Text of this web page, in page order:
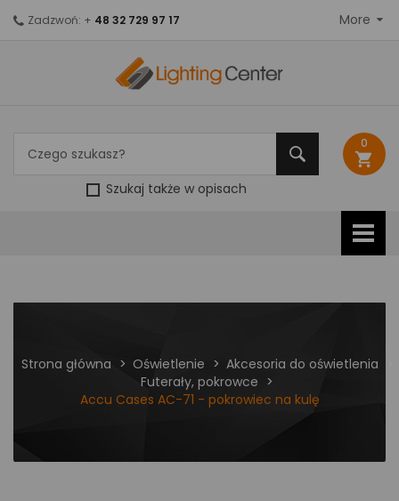
Szukaj także w opisach
0
shopping_cart
Zadzwoń: + 48 32 729 97 17 More
Strona główna Oświetlenie
Akcesoria do oświetlenia
Futerały, pokrowce
Accu Cases AC-71 - pokrowiec na kulę